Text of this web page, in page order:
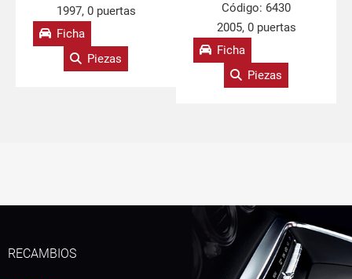
1997, 0 puertas
Ficha
Piezas
Código: 6430
2005, 0 puertas
Ficha
Piezas
RECAMBIOS